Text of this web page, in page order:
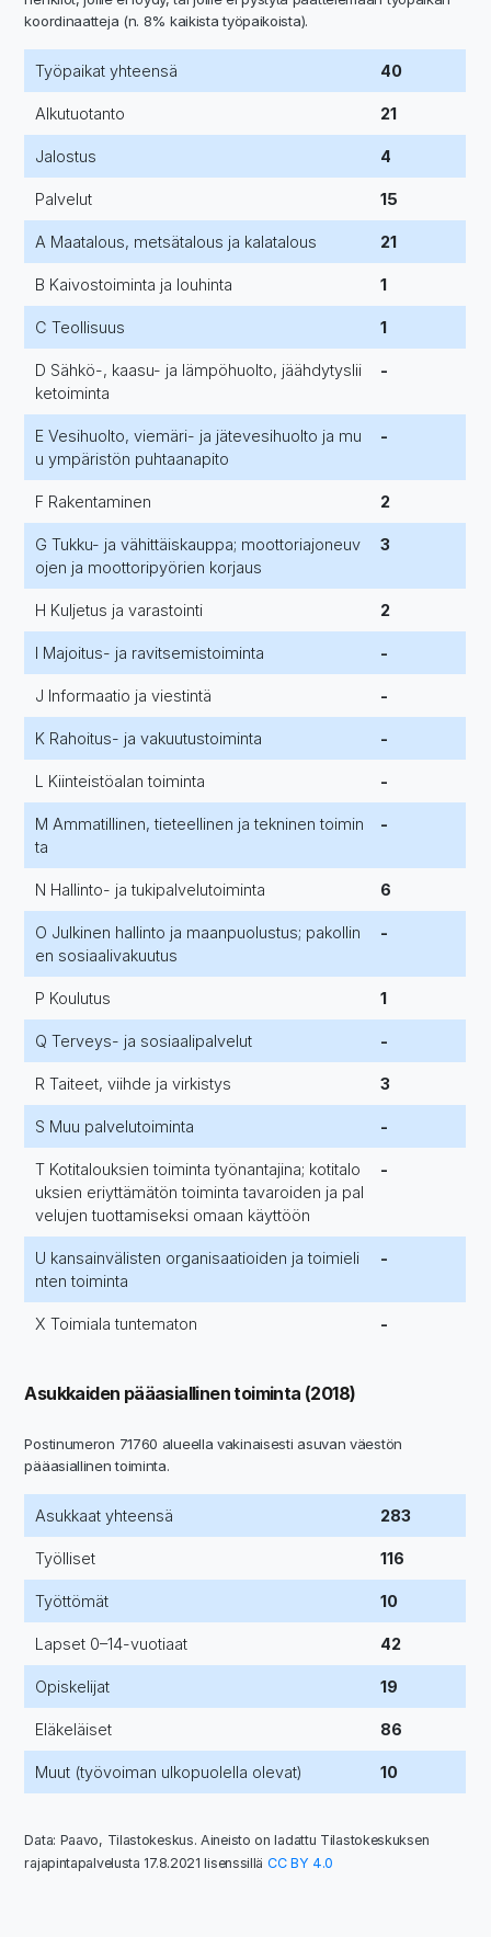
koordinaatteja (n. 8% kaikista työpaikoista).
Työpaikat yhteensä 40
Alkutuotanto 21
Jalostus 4
Palvelut 15
A Maatalous, metsätalous ja kalatalous 21
B Kaivostoiminta ja louhinta 1
C Teollisuus 1
D Sähkö-, kaasu- ja lämpöhuolto, jäähdytyslii
ketoiminta
-
E Vesihuolto, viemäri- ja jätevesihuolto ja mu
u ympäristön puhtaanapito
-
F Rakentaminen 2
G Tukku- ja vähittäiskauppa; moottoriajoneuv
ojen ja moottoripyörien korjaus
3
H Kuljetus ja varastointi 2
I Majoitus- ja ravitsemistoiminta -
J Informaatio ja viestintä -
K Rahoitus- ja vakuutustoiminta -
L Kiinteistöalan toiminta -
M Ammatillinen, tieteellinen ja tekninen toimin
ta
-
N Hallinto- ja tukipalvelutoiminta 6
O Julkinen hallinto ja maanpuolustus; pakollin
en sosiaalivakuutus
-
P Koulutus 1
Q Terveys- ja sosiaalipalvelut -
R Taiteet, viihde ja virkistys 3
S Muu palvelutoiminta -
T Kotitalouksien toiminta työnantajina; kotitalo
uksien eriyttämätön toiminta tavaroiden ja pal
velujen tuottamiseksi omaan käyttöön
-
U kansainvälisten organisaatioiden ja toimieli
nten toiminta
-
X Toimiala tuntematon -
Asukkaiden pääasiallinen toiminta (2018)
Postinumeron 71760 alueella vakinaisesti asuvan väestön
pääasiallinen toiminta.
Asukkaat yhteensä 283
Työlliset 116
Työttömät 10
Lapset 0–14-vuotiaat 42
Opiskelijat 19
Eläkeläiset 86
Muut (työvoiman ulkopuolella olevat) 10
Data: Paavo, Tilastokeskus. Aineisto on ladattu Tilastokeskuksen
rajapintapalvelusta 17.8.2021 lisenssillä CC BY 4.0